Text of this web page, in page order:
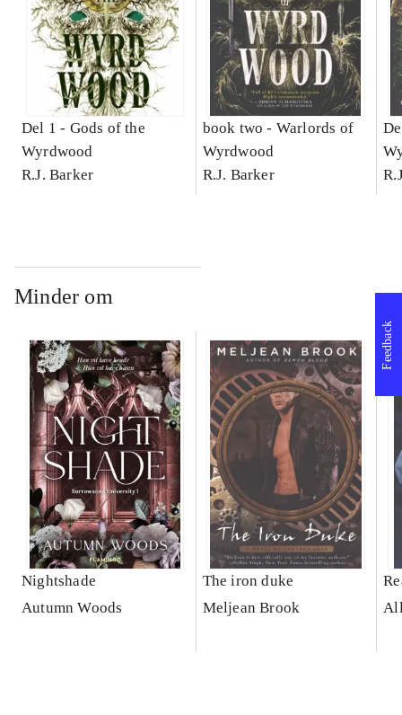
Del 1 - Gods of the
Wyrdwood
R.J. Barker
book two - Warlords of
Wyrdwood
R.J. Barker
Minder om
Nightshade
Autumn Woods
The iron duke
Meljean Brook
Feedback